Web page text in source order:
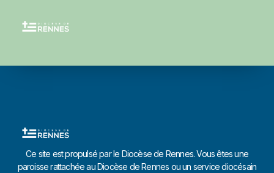
Ce site est propulsé par le Diocèse de Rennes. Vous êtes une
paroisse rattachée au Diocèse de Rennes ou un service diocésain